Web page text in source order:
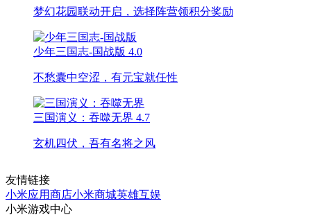
梦幻花园联动开启，选择阵营领积分奖励
少年三国志-国战版 4.0
不愁囊中空涩，有元宝就任性
三国演义：吞噬无界 4.7
玄机四伏，吾有名将之风
友情链接
小米应用商店小米商城英雄互娱
小米游戏中心